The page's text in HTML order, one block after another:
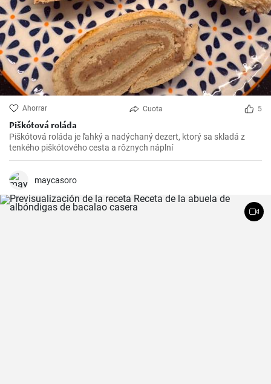
Ahorrar Cuota 5
Piškótová roláda
Piškótová roláda je ľahký a nadýchaný dezert, ktorý sa skladá z
tenkého piškótového cesta a rôznych náplní
maycasoro